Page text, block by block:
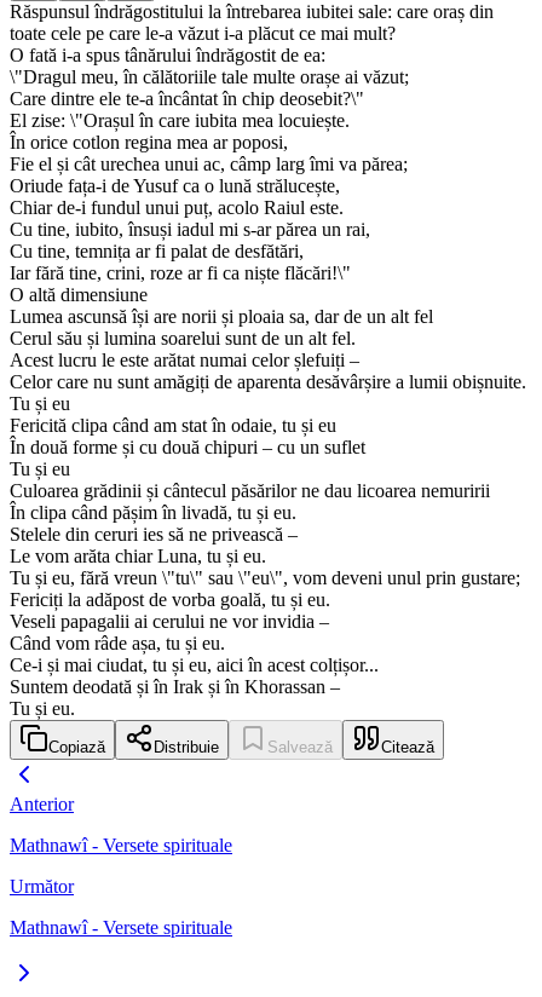
Răspunsul îndrăgostitului la întrebarea iubitei sale: care oraș din
toate cele pe care le-a văzut i-a plăcut ce mai mult?
O fată i-a spus tânărului îndrăgostit de ea:
\"Dragul meu, în călătoriile tale multe orașe ai văzut;
Care dintre ele te-a încântat în chip deosebit?\"
El zise: \"Orașul în care iubita mea locuiește.
În orice cotlon regina mea ar poposi,
Fie el și cât urechea unui ac, câmp larg îmi va părea;
Oriude fața-i de Yusuf ca o lună strălucește,
Chiar de-i fundul unui puț, acolo Raiul este.
Cu tine, iubito, însuși iadul mi s-ar părea un rai,
Cu tine, temnița ar fi palat de desfătări,
Iar fără tine, crini, roze ar fi ca niște flăcări!\"
O altă dimensiune
Lumea ascunsă își are norii și ploaia sa, dar de un alt fel
Cerul său și lumina soarelui sunt de un alt fel.
Acest lucru le este arătat numai celor șlefuiți –
Celor care nu sunt amăgiți de aparenta desăvârșire a lumii obișnuite.
Tu și eu
Fericită clipa când am stat în odaie, tu și eu
În două forme și cu două chipuri – cu un suflet
Tu și eu
Culoarea grădinii și cântecul păsărilor ne dau licoarea nemuririi
În clipa când pășim în livadă, tu și eu.
Stelele din ceruri ies să ne privească –
Le vom arăta chiar Luna, tu și eu.
Tu și eu, fără vreun \"tu\" sau \"eu\", vom deveni unul prin gustare;
Fericiți la adăpost de vorba goală, tu și eu.
Veseli papagalii ai cerului ne vor invidia –
Când vom râde așa, tu și eu.
Ce-i și mai ciudat, tu și eu, aici în acest colțișor...
Suntem deodată și în Irak și în Khorassan –
Tu și eu.
Copiază Distribuie Salvează Citează
Anterior
Mathnawî - Versete spirituale
Următor
Mathnawî - Versete spirituale